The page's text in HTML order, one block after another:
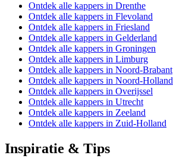
Ontdek alle kappers in Drenthe
Ontdek alle kappers in Flevoland
Ontdek alle kappers in Friesland
Ontdek alle kappers in Gelderland
Ontdek alle kappers in Groningen
Ontdek alle kappers in Limburg
Ontdek alle kappers in Noord-Brabant
Ontdek alle kappers in Noord-Holland
Ontdek alle kappers in Overijssel
Ontdek alle kappers in Utrecht
Ontdek alle kappers in Zeeland
Ontdek alle kappers in Zuid-Holland
Inspiratie & Tips